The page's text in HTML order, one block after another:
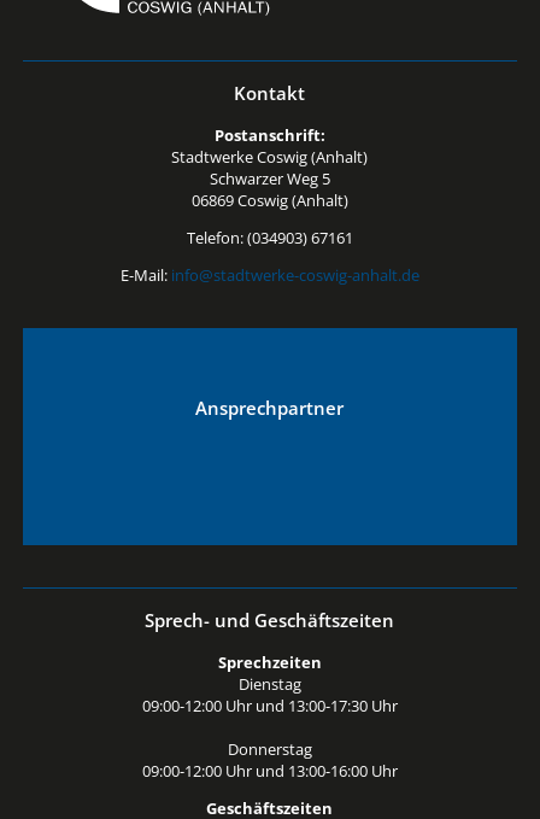
Kontakt
Postanschrift:
Stadtwerke Coswig (Anhalt)
Schwarzer Weg 5
06869 Coswig (Anhalt)
Telefon: (034903) 67161
E-Mail: info@stadtwerke-coswig-anhalt.de
Ansprechpartner
Sprech- und Geschäftszeiten
Sprechzeiten
Dienstag
09:00-12:00 Uhr und 13:00-17:30 Uhr
Donnerstag
09:00-12:00 Uhr und 13:00-16:00 Uhr
Geschäftszeiten